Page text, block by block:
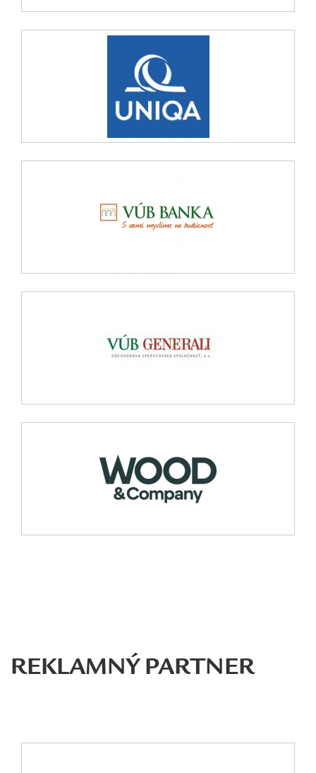
REKLAMNÝ PARTNER